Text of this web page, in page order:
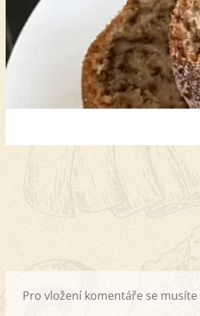
Pro vložení komentáře se musíte